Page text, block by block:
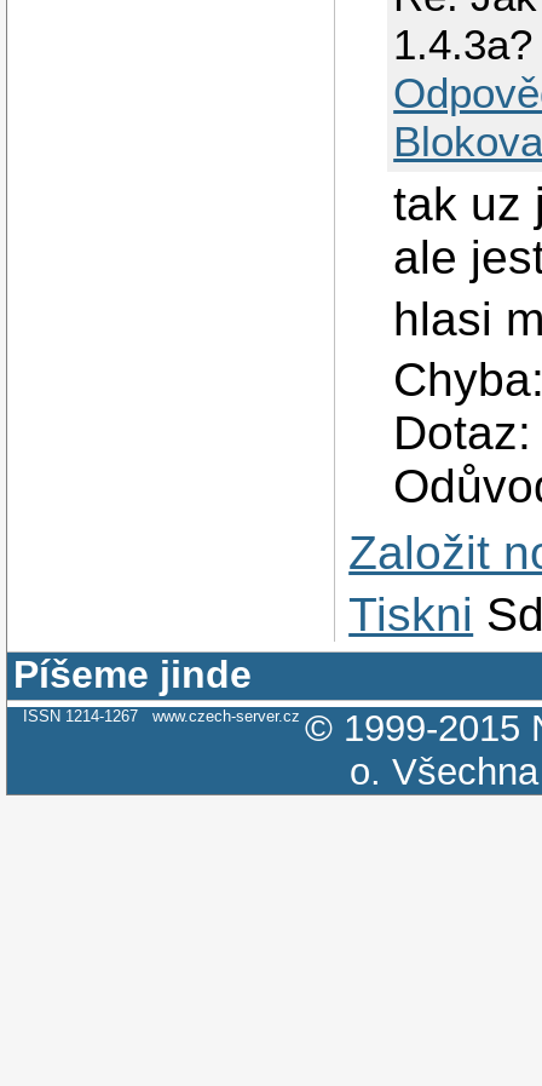
1.4.3a?
tak uz
ale
hlasi
Založit
Tiskni
Píšeme jinde
ISSN 1214-1267 www.czech-server.cz © 1999-2015
o.